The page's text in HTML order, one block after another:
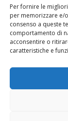
Per fornire le
per memorizzare e/
consenso a queste
comportamento di
acconsentire o
caratteristiche e